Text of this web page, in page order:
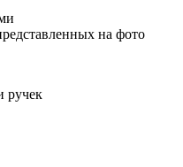
на фото
ручек